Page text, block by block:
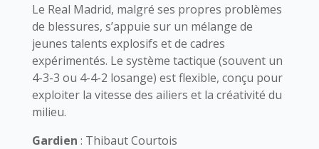
Le Real Madrid, malgré ses propres problèmes
de blessures, s’appuie sur un mélange de
jeunes talents explosifs et de cadres
expérimentés. Le système tactique (souvent un
4-3-3 ou 4-4-2 losange) est flexible, conçu pour
exploiter la vitesse des ailiers et la créativité du
milieu.
Gardien : Thibaut Courtois